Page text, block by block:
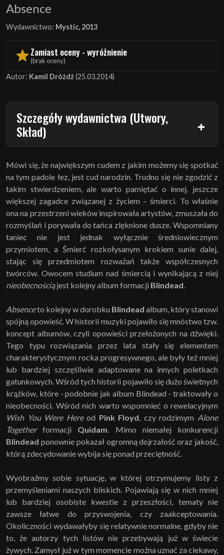
Absence
Wydawnictwo: Mystic, 2013
Zamiast oceny - wyróżnienie
(brak oceny)
Autor: Kamil Dróżdż(25.03.2014)
Szczegóły wydawnictwa (Utwory,
Skład)
Mówi się, że największym cudem z jakim możemy się spotkać
na tym padole łez, jest cud narodzin. Trudno się nie zgodzić z
takim stwierdzeniem, ale warto pamiętać o innej, jeszcze
większej zagadce związanej z życiem – śmierci. To właśnie
ona na przestrzeni wieków inspirowała artystów, zmuszała do
rozmyślań i porywała do tańca zlęknione dusze. Wspomniany
taniec nie jest jednak wyłącznie średniowiecznym
przymiotem, a Śmierć rozkołysanym krokiem sunie dalej,
stając się przedmiotem rozważań także współczesnych
twórców. Owocem studium nad śmiercią i wynikającą z niej
nieobecnościąjest kolejny album formacji Blindead
Absenceto kolejny w dorobku Blindead album, który stanowi
spójną opowieść. W historii muzyki pojawiło się mnóstwo tzw.
koncept albumów, czyli opowieści przełożonych na dźwięki.
Tego typu rozwiązania przez lata stały się elementem
charakterystycznym rocka progresywnego, ale były też mniej
lub bardziej szczęśliwie adaptowane na innych poletkach
gatunkowych. Wśród tych historii pojawiło się dużo świetnych
krążków, które - podobnie jak album Blindead - traktowały o
nieobecności. Wśród nich warto wspomnieć o rewelacyjnym
Wish You Were Hereod Pink Floyd , czy rodzimym Alone
Togetherformacji Quidam . Mimo niemałej konkurencji
Blindead ponownie pokazał ogromną dojrzałość oraz jakość,
którą zdecydowanie wybija się ponad przeciętność.
Wyobraźmy sobie sytuację, w której otrzymujemy listy z
przemyśleniami naszych bliskich. Pojawiają się w nich mniej
lub bardziej osobiste kwestie z przeszłości, tematy nie
zawsze łatwe do przyswojenia, czy zaakceptowania.
Okoliczności wydawałyby się relatywnie normalne, gdyby nie
to, że autorzy tych listów nie przebywają już w świecie
żywych. Zamysł już w tym momencie można uznać za ciekawy,